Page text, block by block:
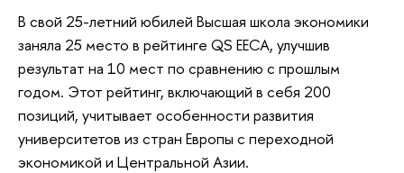
В свой 25-летний юбилей Высшая школа экономики
заняла 25 место в рейтинге QS EECA, улучшив
результат на 10 мест по сравнению с прошлым
годом. Этот рейтинг, включающий в себя 200
позиций, учитывает особенности развития
университетов из стран Европы с переходной
экономикой и Центральной Азии.